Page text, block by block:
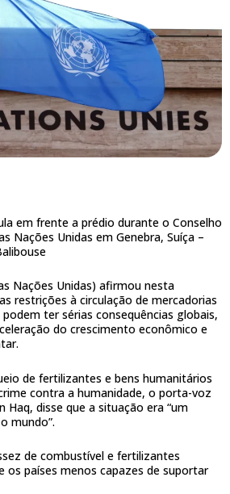
em frente a prédio durante o Conselho
Nações Unidas em Genebra, Suíça –
Nações Unidas) afirmou nesta
restrições à circulação de mercadorias
ter sérias consequências globais,
do crescimento econômico e
de fertilizantes e bens humanitários
contra a humanidade, o porta-voz
Haq, disse que a situação era “um
mundo”.
de combustível e fertilizantes
os países menos capazes de suportar